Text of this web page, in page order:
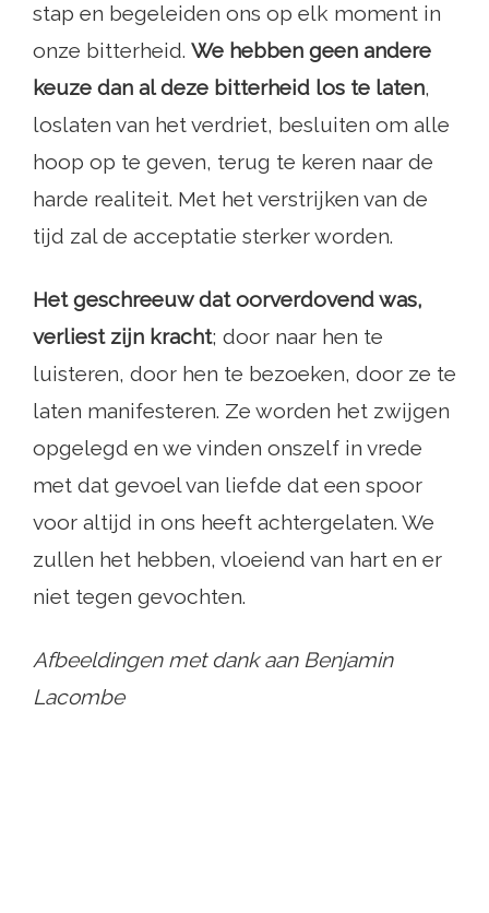
stap en begeleiden ons op elk moment in
onze bitterheid. We hebben geen andere
keuze dan al deze bitterheid los te laten,
loslaten van het verdriet, besluiten om alle
hoop op te geven, terug te keren naar de
harde realiteit. Met het verstrijken van de
tijd zal de acceptatie sterker worden.
Het geschreeuw dat oorverdovend was,
verliest zijn kracht; door naar hen te
luisteren, door hen te bezoeken, door ze te
laten manifesteren. Ze worden het zwijgen
opgelegd en we vinden onszelf in vrede
met dat gevoel van liefde dat een spoor
voor altijd in ons heeft achtergelaten. We
zullen het hebben, vloeiend van hart en er
niet tegen gevochten.
Afbeeldingen met dank aan Benjamin
Lacombe